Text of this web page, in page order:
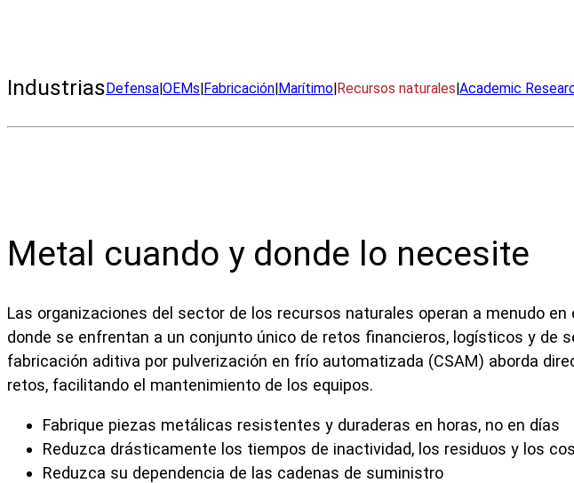
IndustriasDefensa|OEMs|Fabricación|Marítimo|Recursos naturales|Academic
Metal cuando y donde lo necesite
Las organizaciones del sector de los recursos naturales operan a menudo
donde se enfrentan a un conjunto único de retos financieros, logísticos y de
fabricación aditiva por pulverización en frío automatizada (CSAM) aborda
retos, facilitando el mantenimiento de los equipos.
Fabrique piezas metálicas resistentes y duraderas en horas, no en días
Reduzca drásticamente los tiempos de inactividad, los residuos y los
Reduzca su dependencia de las cadenas de suministro